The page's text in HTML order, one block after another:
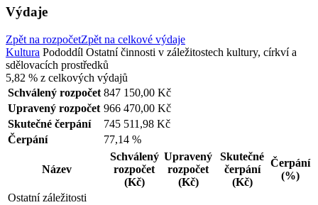
Výdaje
Zpět na rozpočetZpět na celkové výdaje
Kultura Pododdíl Ostatní činnosti v záležitostech kultury, církví a
sdělovacích prostředků
5,82 % z celkových výdajů
Schválený rozpočet 847 150,00 Kč
Upravený rozpočet 966 470,00 Kč
Skutečné čerpání
745 511,98 Kč
Čerpání
77,14 %
Název
Schválený
rozpočet
(Kč)
Upravený
rozpočet
(Kč)
Skutečné
čerpání
(Kč)
Čerpání
(%)
Ostatní záležitosti